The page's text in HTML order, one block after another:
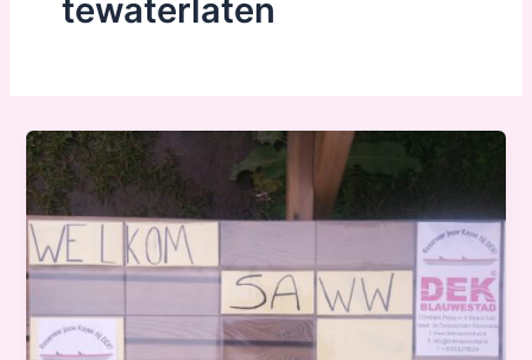
tewaterlaten